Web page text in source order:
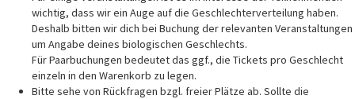
wichtig, dass wir ein Auge auf die Geschlechterverteilung haben.
Deshalb bitten wir dich bei Buchung der relevanten Veranstaltungen
um Angabe deines biologischen Geschlechts.
Für Paarbuchungen bedeutet das ggf., die Tickets pro Geschlecht
einzeln in den Warenkorb zu legen.
Bitte sehe von Rückfragen bzgl. freier Plätze ab. Sollte die